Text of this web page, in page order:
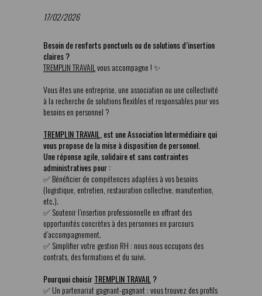
17/02/2026
Besoin de renforts ponctuels ou de solutions d’insertion
claires ?
TREMPLIN TRAVAIL vous accompagne ! ✨
Vous êtes une entreprise, une association ou une collectivité
à la recherche de solutions flexibles et responsables pour vos
besoins en personnel ?
TREMPLIN TRAVAIL , est une Association Intermédiaire qui
vous propose de la mise à disposition de personnel.
Une réponse agile, solidaire et sans contraintes
administratives pour :
✅ Bénéficier de compétences adaptées à vos besoins
(logistique, entretien, restauration collective, manutention,
etc.).
✅ Soutenir l’insertion professionnelle en offrant des
opportunités concrètes à des personnes en parcours
d’accompagnement.
✅ Simplifier votre gestion RH : nous nous occupons des
contrats, des formations et du suivi.
Pourquoi choisirTREMPLIN TRAVAIL ?
✅ Un partenariat gagnant-gagnant : vous trouvez des profils